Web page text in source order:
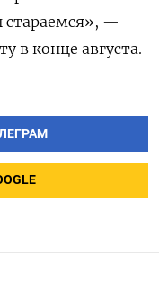
стараемся», —
в конце августа.